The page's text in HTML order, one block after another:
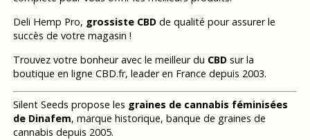
Deli Hemp Pro, grossiste CBDde qualité pour assurer le
succès de votre magasin !
Trouvez votre bonheur avec le meilleur du CBDsur la
boutique en ligne CBD.fr, leader en France depuis 2003.
Silent Seeds propose les graines de cannabis féminisées
de Dinafem, marque historique, banque de graines de
cannabis depuis 2005.